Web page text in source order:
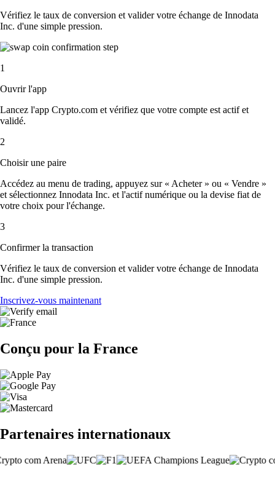
Vérifiez le taux de conversion et valider votre échange de Innodata
Inc. d'une simple pression.
1
Ouvrir l'app
Lancez l'app Crypto.com et vérifiez que votre compte est actif et
validé.
2
Choisir une paire
Accédez au menu de trading, appuyez sur « Acheter » ou « Vendre »
et sélectionnez Innodata Inc. et l'actif numérique ou la devise fiat de
votre choix pour l'échange.
3
Confirmer la transaction
Vérifiez le taux de conversion et valider votre échange de Innodata
Inc. d'une simple pression.
Inscrivez-vous maintenant
Conçu pour la France
Partenaires internationaux